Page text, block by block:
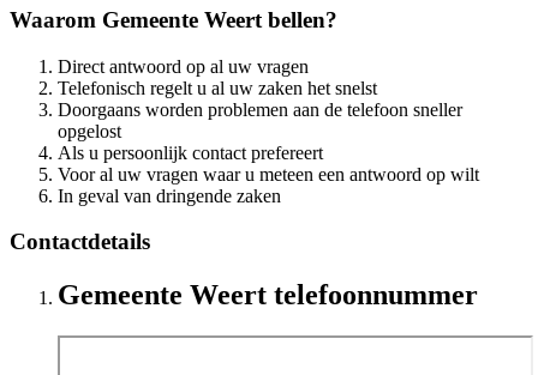
Waarom Gemeente Weert bellen?
Direct antwoord op al uw vragen
Telefonisch regelt u al uw zaken het snelst
Doorgaans worden problemen aan de telefoon sneller
opgelost
Als u persoonlijk contact prefereert
Voor al uw vragen waar u meteen een antwoord op wilt
In geval van dringende zaken
Contactdetails
Gemeente Weert telefoonnummer